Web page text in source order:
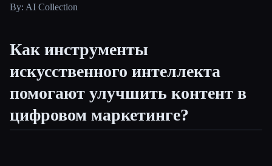
О нас
By: AI Collection
Как инструменты
искусственного интеллекта
помогают улучшить контент в
цифровом маркетинге?